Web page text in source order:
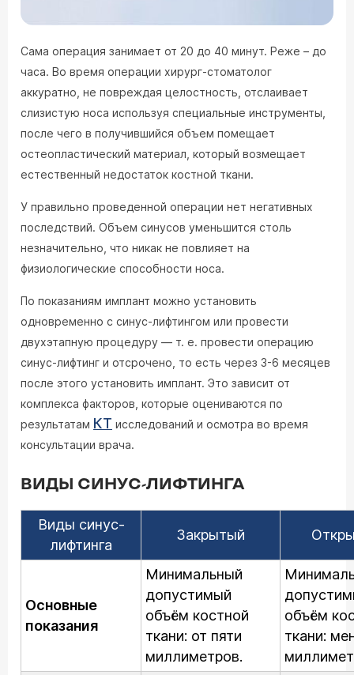
Сама операция занимает от 20 до 40 минут. Реже – до
часа. Во время операции хирург-стоматолог
аккуратно, не повреждая целостность, отслаивает
слизистую носа используя специальные инструменты,
после чего в получившийся объем помещает
остеопластический материал, который возмещает
естественный недостаток костной ткани.
У правильно проведенной операции нет негативных
последствий. Объем синусов уменьшится столь
незначительно, что никак не повлияет на
физиологические способности носа.
По показаниям имплант можно установить
одновременно с синус-лифтингом или провести
двухэтапную процедуру — т. е. провести операцию
синус-лифтинг и отсрочено, то есть через 3-6 месяцев
после этого установить имплант. Это зависит от
комплекса факторов, которые оцениваются по
результатам КТ исследований и осмотра во время
консультации врача.
ВИДЫ СИНУС-ЛИФТИНГА
Виды синус-
лифтинга
Закрытый
Основные
показания
Минимальный
допустимый
объём костной
ткани: от пяти
миллиметров.
объём
ткани: